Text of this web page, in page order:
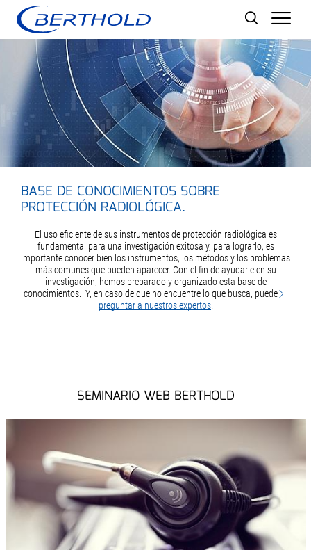
BASE DE CONOCIMIENTOS SOBRE
PROTECCIÓN RADIOLÓGICA.
El uso eficiente de sus instrumentos de protección radiológica es
fundamental para una investigación exitosa y, para lograrlo, es
importante conocer bien los instrumentos, los métodos y los problemas
más comunes que pueden aparecer. Con el fin de ayudarle en su
investigación, hemos preparado y organizado esta base de
conocimientos. Y, en caso de que no encuentre lo que busca, puede
preguntar a nuestros expertos.
SEMINARIO WEB BERTHOLD